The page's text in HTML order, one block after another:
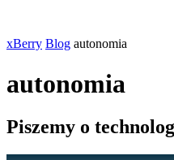
xBerry Blog autonomia
autonomia
Piszemy o